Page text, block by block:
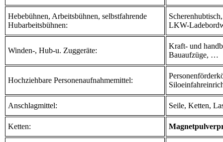
Hebebühnen, Arbeitsbühnen, selbstfahrende
Hubarbeitsbühnen:
LKW-
Winden-, Hub-u. Zuggeräte:
Kraft- und
Bauaufzüge, …
Hochziehbare Personenaufnahmemittel:
Anschlagmittel: Seile, Ketten,
Ketten: